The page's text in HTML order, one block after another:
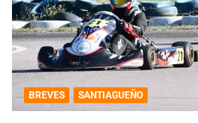
BREVES SANTIAGUEÑO